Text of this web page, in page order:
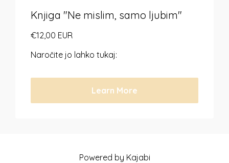
Knjiga "Ne mislim, samo ljubim"
€12,00 EUR
Naročite jo lahko tukaj:
Learn More
Powered by Kajabi